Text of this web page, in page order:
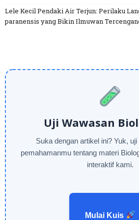
Lele Kecil Pendaki Air Terjun: Perilaku
paranensis yang Bikin Ilmuwan
Uji Wawasan
Suka dengan artikel ini? Yuk,
pemahamanmu tentang materi
interaktif kami.
Mulai Kuis